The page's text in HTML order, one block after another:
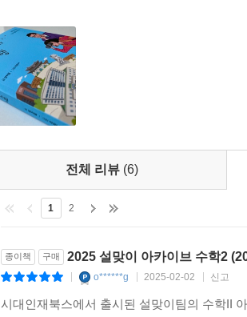
전체 리뷰 (6)
1 2
종이책 구매 2025 설맞이 아카이브 수학2
o******g 2025-02-02 신고
시대인재북스에서 출시된 설맞이팀의 수학II